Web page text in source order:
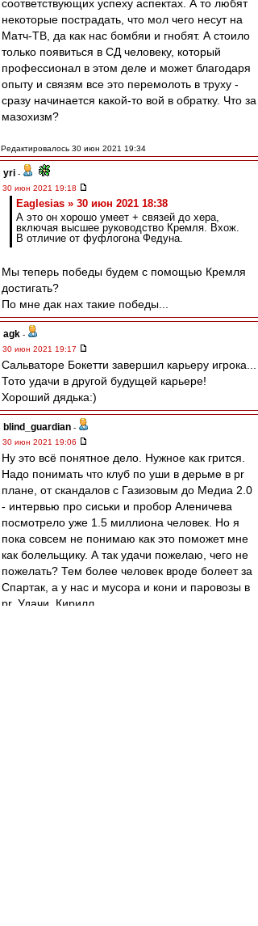
соответствующих успеху аспектах. А то любят
некоторые пострадать, что мол чего несут на
Матч-ТВ, да как нас бомбяи и гнобят. А стоило
только появиться в СД человеку, который
профессионал в этом деле и может благодаря
опыту и связям все это перемолоть в труху -
сразу начинается какой-то вой в обратку. Что за
мазохизм?
Редактировалось 30 июн 2021 19:34
yri -
30 июн 2021 19:18
Eaglesias » 30 июн 2021 18:38
А это он хорошо умеет + связей до хера,
включая высшее руководство Кремля. Вхож.
В отличие от фуфлогона Федуна.
Мы теперь победы будем с помощью Кремля
достигать?
По мне дак нах такие победы...
agk -
30 июн 2021 19:17
Сальваторе Бокетти завершил карьеру игрока...
Тото удачи в другой будущей карьере!
Хороший дядька:)
blind_guardian -
30 июн 2021 19:06
Ну это всё понятное дело. Нужное как грится.
Надо понимать что клуб по уши в дерьме в pr
плане, от скандалов с Газизовым до Медиа 2.0
- интервью про сиськи и пробор Аленичева
посмотрело уже 1.5 миллиона человек. Но я
пока совсем не понимаю как это поможет мне
как болельщику. А так удачи пожелаю, чего не
пожелать? Тем более человек вроде болеет за
Спартак, а у нас и мусора и кони и паровозы в
pr. Удачи, Кирилл.